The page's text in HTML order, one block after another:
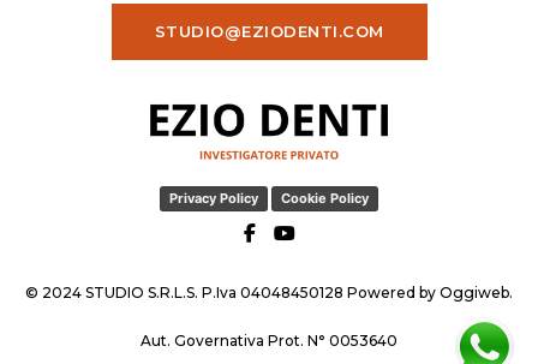
STUDIO@EZIODENTI.COM
Privacy Policy Cookie Policy
© 2024 STUDIO S.R.L.S. P.Iva 04048450128 Powered by Oggiweb.
Aut. Governativa Prot. N° 0053640